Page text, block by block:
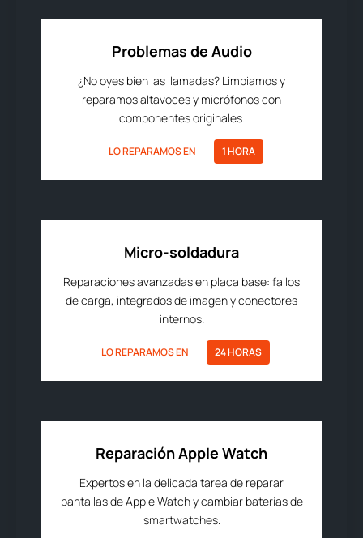
Problemas de Audio
¿No oyes bien las llamadas? Limpiamos y
reparamos altavoces y micrófonos con
componentes originales.
LO REPARAMOS EN 1 HORA
Micro-soldadura
Reparaciones avanzadas en placa base: fallos
de carga, integrados de imagen y conectores
internos.
LO REPARAMOS EN 24 HORAS
Reparación Apple Watch
Expertos en la delicada tarea de reparar
pantallas de Apple Watch y cambiar baterías de
smartwatches.